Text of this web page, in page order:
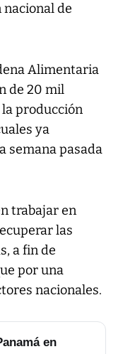
de
Alimentaria
de 20 mil
producción
ya
semana pasada
trabajar en
las
a fin de
por una
nacionales.
en